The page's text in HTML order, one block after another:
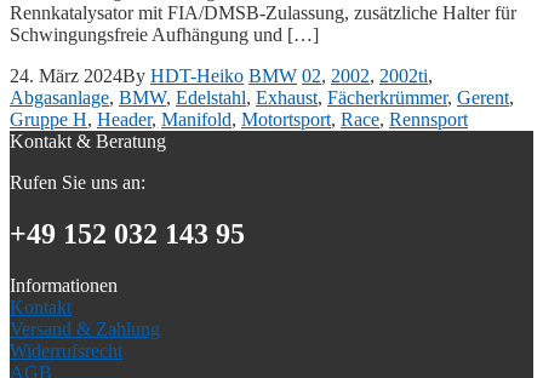
Rennkatalysator mit FIA/DMSB-Zulassung, zusätzliche Halter für
Schwingungsfreie Aufhängung und […]
24. März 2024By HDT-Heiko BMW 02, 2002, 2002ti,
Abgasanlage, BMW, Edelstahl, Exhaust, Fächerkrümmer, Gerent,
Gruppe H, Header, Manifold, Motortsport, Race, Rennsport
Kontakt & Beratung
Rufen Sie uns an:
+49 152 032 143 95
Informationen
Kontakt
Versand & Zahlung
Widerrufsrecht
AGB